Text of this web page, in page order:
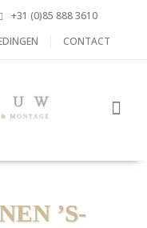
+31 (0)85 888 3610
CONTACT
’S-